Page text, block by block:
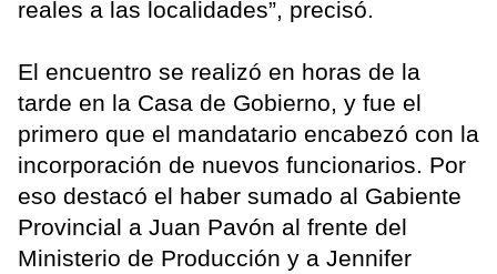
reales a las localidades”, precisó.
El encuentro se realizó en horas de la
tarde en la Casa de Gobierno, y fue el
primero que el mandatario encabezó con la
incorporación de nuevos funcionarios. Por
eso destacó el haber sumado al Gabiente
Provincial a Juan Pavón al frente del
Ministerio de Producción y a Jennifer